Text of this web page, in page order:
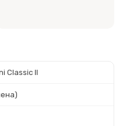
Classic II